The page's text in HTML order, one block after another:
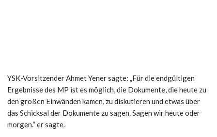
YSK-Vorsitzender Ahmet Yener sagte: „Für die endgültigen
Ergebnisse des MP ist es möglich, die Dokumente, die heute zu
den großen Einwänden kamen, zu diskutieren und etwas über
das Schicksal der Dokumente zu sagen. Sagen wir heute oder
morgen.“ er sagte.